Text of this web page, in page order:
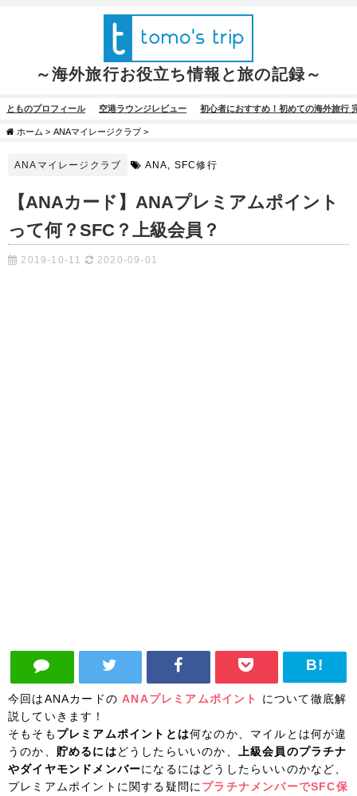
～海外旅行お役立ち情報と旅の記録～
とものプロフィール 空港ラウンジレビュー 初心者におすすめ！初めての海外旅行
ホーム > ANAマイレージクラブ >
ANAマイレージクラブ ANA, SFC修行
【ANAカード】ANAプレミアムポイント
って何？SFC？上級会員？
2019-10-11 2020-09-01
今回はANAカードの ANAプレミアムポイント
について徹底解
説していきます！
そもそも プレミアムポイントとは何なのか、マイルとは何が違
うのか、 貯めるにはどうしたらいいのか、
上級会員のプラチナ
やダイヤモンドメンバーになるにはどうしたらいいのかなど、
プレミアムポイントに関する疑問に プラチナメンバーでSFC保